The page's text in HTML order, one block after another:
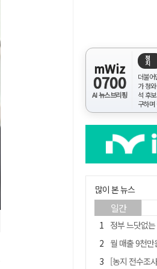
mWiz
0700
AI 뉴스브리핑
정
치
더불어
가 청
석 후
구하며
많이 본 뉴스
일간
정부 느닷없는 농지 전
월 매출 9천만원에도 문
[농지 전수조사 폐해] '